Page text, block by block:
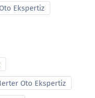
Ekspertiz
Oto Ekspertiz